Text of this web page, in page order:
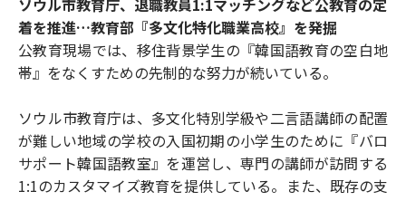
ソウル市教育庁、退職教員1:1マッチングなど公教育の定
着を推進…教育部『多文化特化職業高校』を発掘
公教育現場では、移住背景学生の『韓国語教育の空白地
帯』をなくすための先制的な努力が続いている。
ソウル市教育庁は、多文化特別学級や二言語講師の配置
が難しい地域の学校の入国初期の小学生のために『バロ
サポート韓国語教室』を運営し、専門の講師が訪問する
1:1のカスタマイズ教育を提供している。また、既存の支